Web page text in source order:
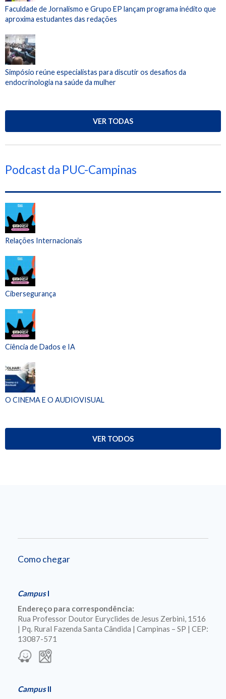
Faculdade de Jornalismo e Grupo EP lançam programa inédito que
aproxima estudantes das redações
Simpósio reúne especialistas para discutir os desafios da
endocrinologia na saúde da mulher
VER TODAS
Podcast da PUC-Campinas
Relações Internacionais
Cibersegurança
Ciência de Dados e IA
O CINEMA E O AUDIOVISUAL
VER TODOS
Como chegar
CampusI
Endereço para correspondência:
Rua Professor Doutor Euryclides de Jesus Zerbini, 1516
| Pq. Rural Fazenda Santa Cândida | Campinas – SP | CEP:
13087-571
CampusII